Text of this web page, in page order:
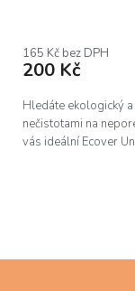
165 Kč bez DPH
200 Kč
Hledáte ekologický
nečistotami na
vás ideální Ecover